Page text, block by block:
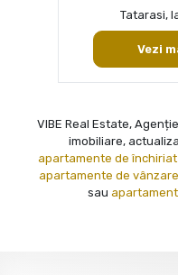
Tatarasi,
Vezi
VIBE Real Estate,
imobiliare,
apartamente de închiriat
apartamente de
sau